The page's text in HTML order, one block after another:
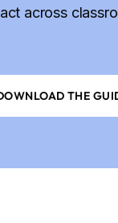
across
THE